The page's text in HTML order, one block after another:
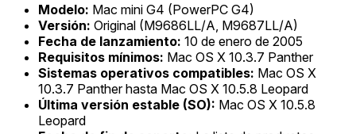
Modelo: Mac mini G4 (PowerPC G4)
Versión: Original (M9686LL/A, M9687LL/A)
Fecha de lanzamiento: 10 de enero de 2005
Requisitos mínimos: Mac OS X 10.3.7 Panther
Sistemas operativos compatibles: Mac OS X
10.3.7 Panther hasta Mac OS X 10.5.8 Leopard
Última versión estable (SO): Mac OS X 10.5.8
Leopard